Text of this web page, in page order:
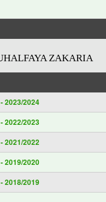
ZAKARIA
2023/2024
2022/2023
2021/2022
2019/2020
2018/2019